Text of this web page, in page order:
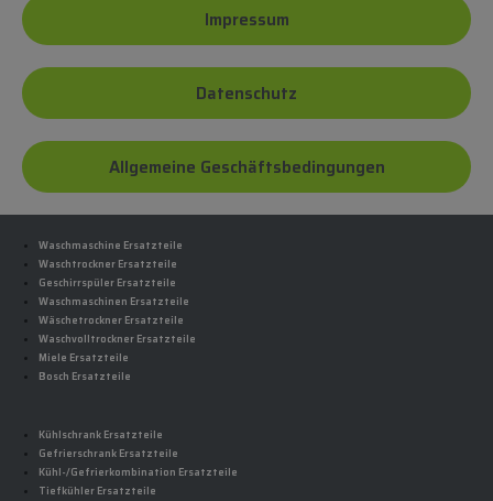
Impressum
Datenschutz
Allgemeine Geschäftsbedingungen
Waschmaschine Ersatzteile
Waschtrockner Ersatzteile
Geschirrspüler Ersatzteile
Waschmaschinen Ersatzteile
Wäschetrockner Ersatzteile
Waschvolltrockner Ersatzteile
Miele Ersatzteile
Bosch Ersatzteile
Kühlschrank Ersatzteile
Gefrierschrank Ersatzteile
Kühl-/Gefrierkombination Ersatzteile
Tiefkühler Ersatzteile